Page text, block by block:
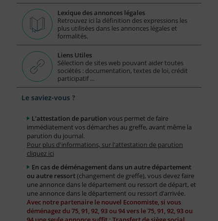
Lexique des annonces légales
Retrouvez ici la définition des expressions les
plus utilisées dans les annonces légales et
formalités.
Liens Utiles
Sélection de sites web pouvant aider toutes
sociétés : documentation, textes de loi, crédit
participatif ...
Le saviez-vous ?
L'attestation de parution vous permet de faire
immédiatement vos démarches au greffe, avant même la
parution du journal.
Pour plus d'informations, sur l'attestation de parution
cliquez ici
En cas de déménagement dans un autre département
ou autre ressort(changement de greffe), vous devez faire
une annonce dans le département ou ressort de départ, et
une annonce dans le département ou ressort d’arrivée.
Avec notre partenaire le nouvel Economiste, si vous
déménagez du 75, 91, 92, 93 ou 94 vers le 75, 91, 92, 93 ou